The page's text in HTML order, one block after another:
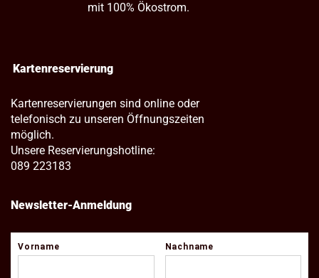
mit 100% Ökostrom.
Kartenreservierung
Kartenreservierungen sind online oder
telefonisch zu unseren Öffnungszeiten
möglich.
Unsere Reservierungshotline:
089 223183
Newsletter-Anmeldung